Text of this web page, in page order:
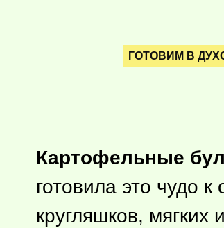
ГОТОВИМ В
Картофельные
готовила это чудо
кругляшков,